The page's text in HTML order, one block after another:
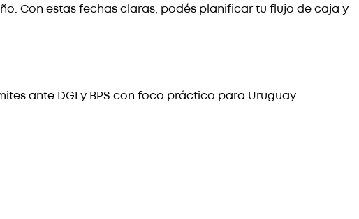
Con estas fechas claras, podés planificar tu flujo de caja y
ante DGI y BPS con foco práctico para Uruguay.